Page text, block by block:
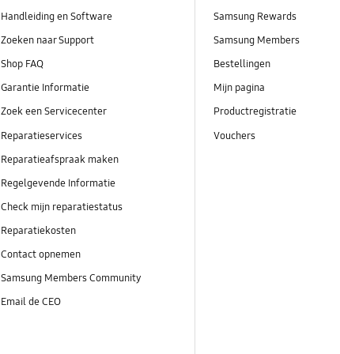
Handleiding en Software
Zoeken naar Support
Shop FAQ
Garantie Informatie
Zoek een Servicecenter
Reparatieservices
Reparatieafspraak maken
Regelgevende Informatie
Check mijn reparatiestatus
Reparatiekosten
Contact opnemen
Samsung Members Community
Email de CEO
Samsung Rewards
Samsung Members
Bestellingen
Mijn pagina
Productregistratie
Vouchers